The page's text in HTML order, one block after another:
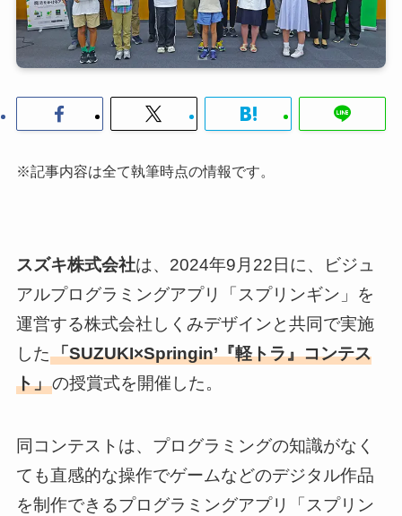
※記事内容は全て執筆時点の情報です。
スズキ株式会社は、2024年9月22日に、ビジュ
アルプログラミングアプリ「スプリンギン」を
運営する株式会社しくみデザインと共同で実施
した「SUZUKI×Springin’『軽トラ』コンテス
ト」の授賞式を開催した。
同コンテストは、プログラミングの知識がなく
ても直感的な操作でゲームなどのデジタル作品
を制作できるプログラミングアプリ「スプリン